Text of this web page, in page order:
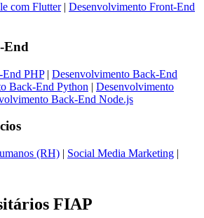
com Flutter| Desenvolvimento Front-End
End
PHP| Desenvolvimento Back-End
Back-End Python | Desenvolvimento
Back-End Node.js
(RH) | Social Media Marketing |
FIAP